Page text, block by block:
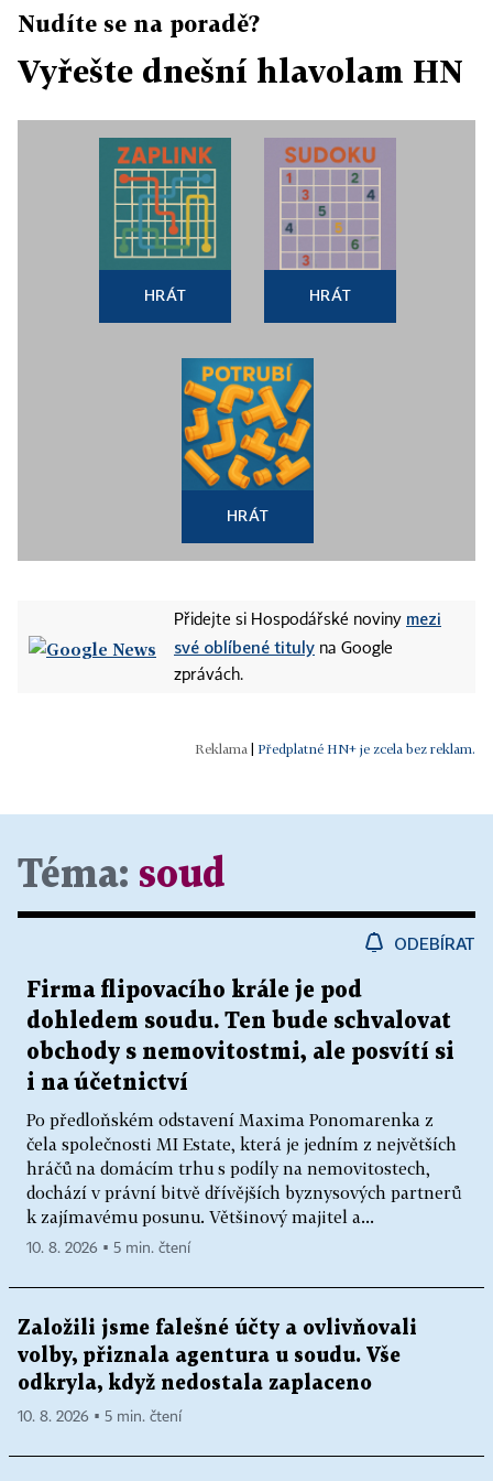
Nudíte se na poradě?
Vyřešte dnešní hlavolam HN
HRÁT HRÁT
HRÁT
Přidejte si Hospodářské noviny mezi
své oblíbené tituly na Google
zprávách.
Předplatné HN+ je zcela bez reklam.
Téma: soud
ODEBÍRAT
Firma flipovacího krále je pod
dohledem soudu. Ten bude schvalovat
obchody s nemovitostmi, ale posvítí si
i na účetnictví
Po předloňském odstavení Maxima Ponomarenka z
čela společnosti MI Estate, která je jedním z největších
hráčů na domácím trhu s podíly na nemovitostech,
dochází v právní bitvě dřívějších byznysových partnerů
k zajímavému posunu. Většinový majitel a...
10. 8. 2026 ▪ 5 min. čtení
Založili jsme falešné účty a ovlivňovali
volby, přiznala agentura u soudu. Vše
odkryla, když nedostala zaplaceno
10. 8. 2026 ▪ 5 min. čtení